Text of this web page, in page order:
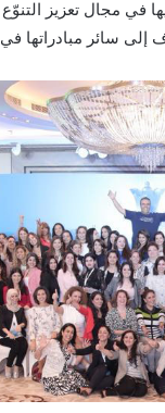
في مجال تعزيز
سائر مبادراتها